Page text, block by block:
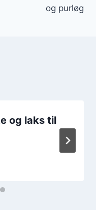
og purløg
og laks til